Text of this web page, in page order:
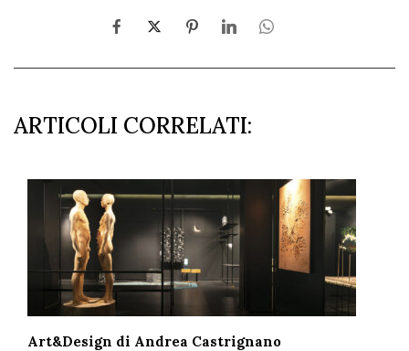
ARTICOLI CORRELATI:
Art&Design di Andrea Castrignano